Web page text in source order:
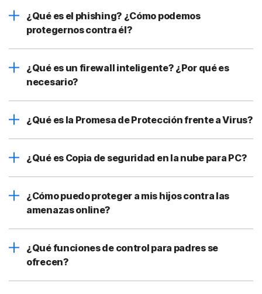
¿Qué es el phishing? ¿Cómo podemos
protegernos contra él?
¿Qué es un firewall inteligente? ¿Por qué es
necesario?
¿Qué es la Promesa de Protección frente a Virus?
¿Qué es Copia de seguridad en la nube para PC?
¿Cómo puedo proteger a mis hijos contra las
amenazas online?
¿Qué funciones de control para padres se
ofrecen?